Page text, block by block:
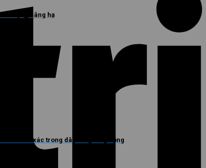
tải nặng nâng hạ
chính xác trong dây chuyền tự động